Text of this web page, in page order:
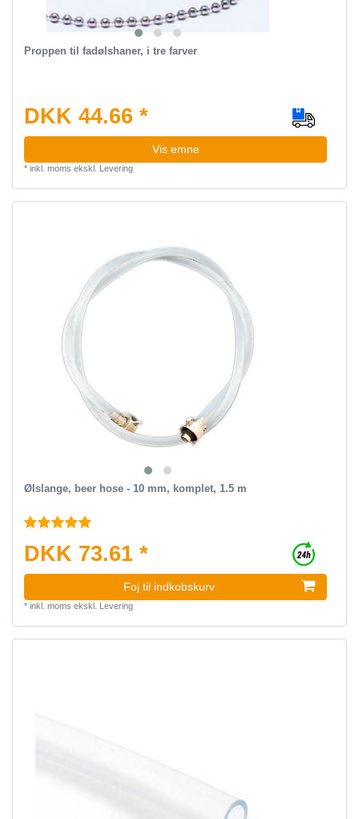
Proppen til fadølshaner, i tre farver
DKK 44.66 *
Vis emne
* inkl. moms ekskl. Levering
Ølslange, beer hose - 10 mm, komplet, 1.5 m
DKK 73.61 *
Foj til indkobskurv
* inkl. moms ekskl. Levering